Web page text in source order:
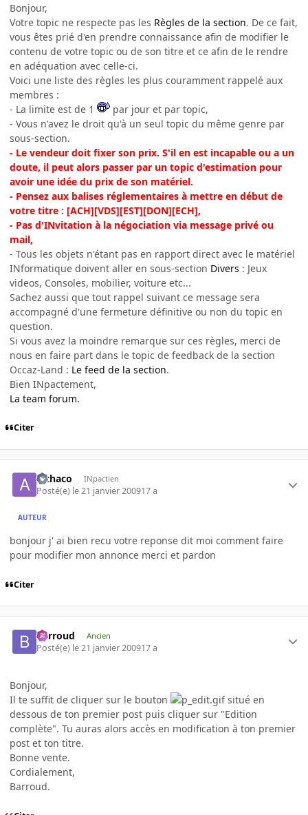
Bonjour,
Votre topic ne respecte pas les Règles de la section. De ce fait,
vous êtes prié d'en prendre connaissance afin de modifier le
contenu de votre topic ou de son titre et ce afin de le rendre
en adéquation avec celle-ci.
Voici une liste des règles les plus couramment rappelé aux
membres :
- La limite est de 1
par jour et par topic,
- Vous n'avez le droit qu'à un seul topic du même genre par
sous-section.
- Le vendeur doit fixer son prix. S'il en est incapable ou a un
doute, il peut alors passer par un topic d'estimation pour
avoir une idée du prix de son matériel.
- Pensez aux balises réglementaires à mettre en début de
votre titre : [ACH][VDS][EST][DON][ECH],
- Pas d'INvitation à la négociation via message privé ou
mail,
- Tous les objets n'étant pas en rapport direct avec le matériel
INformatique doivent aller en sous-section Divers : Jeux
videos, Consoles, mobilier, voiture etc...
Sachez aussi que tout rappel suivant ce message sera
accompagné d'une fermeture définitive ou non du topic en
question.
Si vous avez la moindre remarque sur ces règles, merci de
nous en faire part dans le topic de feedback de la section
Occaz-Land : Le feed de la section.
Bien INpactement,
La team forum.
Citer
alchaco INpactien
Posté(e) le 21 janvier 200917 a
AUTEUR
bonjour j' ai bien recu votre reponse dit moi comment faire
pour modifier mon annonce merci et pardon
Citer
Barroud Ancien
Posté(e) le 21 janvier 200917 a
Bonjour,
Il te suffit de cliquer sur le bouton
situé en
dessous de ton premier post puis cliquer sur "Edition
complète". Tu auras alors accès en modification à ton premier
post et ton titre.
Bonne vente.
Cordialement,
Barroud.